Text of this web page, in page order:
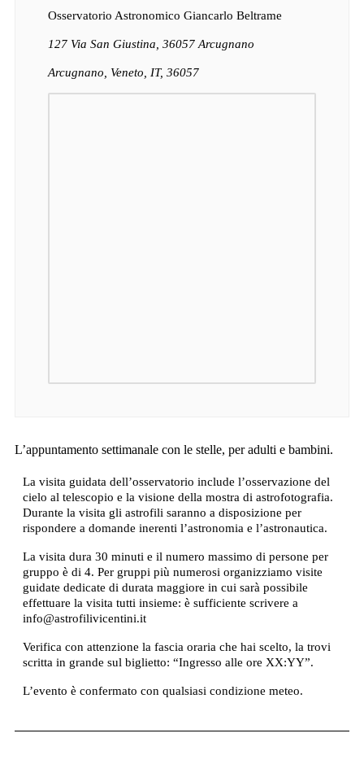
Osservatorio Astronomico Giancarlo Beltrame
127 Via San Giustina, 36057 Arcugnano
Arcugnano, Veneto, IT, 36057
L’appuntamento settimanale con le stelle, per adulti e bambini.
La visita guidata dell’osservatorio include l’osservazione del
cielo al telescopio e la visione della mostra di astrofotografia.
Durante la visita gli astrofili saranno a disposizione per
rispondere a domande inerenti l’astronomia e l’astronautica.
La visita dura 30 minuti e il numero massimo di persone per
gruppo è di 4. Per gruppi più numerosi organizziamo visite
guidate dedicate di durata maggiore in cui sarà possibile
effettuare la visita tutti insieme: è sufficiente scrivere a
info@astrofilivicentini.it
Verifica con attenzione la fascia oraria che hai scelto, la trovi
scritta in grande sul biglietto: “Ingresso alle ore XX:YY”.
L’evento è confermato con qualsiasi condizione meteo.